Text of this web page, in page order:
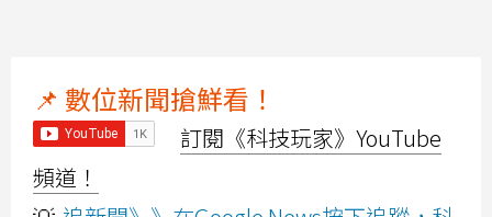
📌 數位新聞搶鮮看！
訂閱《科技玩家》YouTube
頻道！